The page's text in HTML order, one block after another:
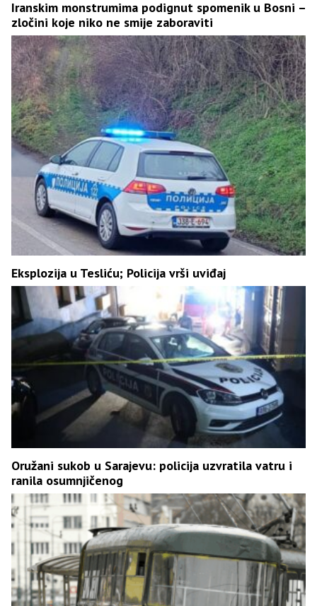
Iranskim monstrumima podignut spomenik u Bosni –
zločini koje niko ne smije zaboraviti
Eksplozija u Tesliću; Policija vrši uviđaj
Oružani sukob u Sarajevu: policija uzvratila vatru i
ranila osumnjičenog